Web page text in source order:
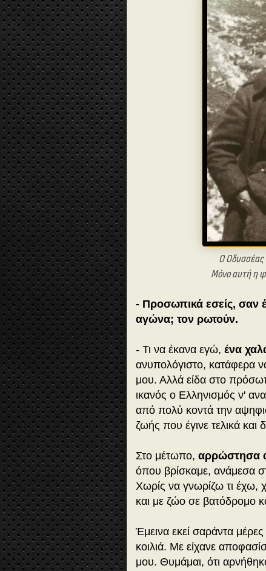
Ο Οδυσσέας
Μόνο αυτή η
- Προσωπικά εσείς, σαν
αγώνα; τον ρωτούν.
- Τι να έκανα εγώ, ένα
ανυπολόγιστο, κατάφερα
μου. Αλλά είδα στο
ικανός ο Ελληνισμός ν'
από πολύ κοντά την
ζωής που έγινε τελικά και
Στο μέτωπο, αρρώστησα
όπου βρίσκαμε, ανάμεσα
Χωρίς να γνωρίζω τι έχω,
και με ζώο σε βατόδρομο
Έμεινα εκεί σαράντα
κοιλιά. Με είχανε
μου. Θυμάμαι, ότι